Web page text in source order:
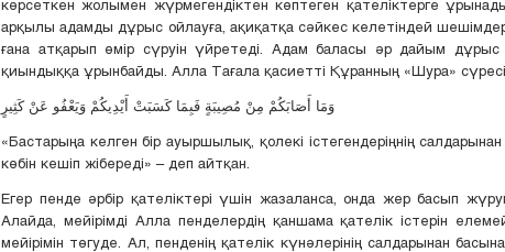
көрсеткен жолымен жүрмегендіктен көптеген қателіктерге
арқылы адамды дұрыс ойлауға, ақиқатқа сәйкес келетіндей
ғана атқарып өмір сүруін үйретеді. Адам баласы әр дайым
қиындыққа ұрынбайды. Алла Тағала қасиетті Құранның «Шура»
وَمَا أَصَابَكُمْ مِنْ مُصِيبَةٍ فَبِمَا كَسَبَتْ أَيْدِيكُمْ وَيَعْفُو عَنْ كَثِيرٍ
«Бастарыңа келген бір ауыршылық, қолекі істегендеріңнің
көбін кешіп жібереді» – деп айтқан.
Егер пенде әрбір қателіктері үшін жазаланса, онда жер басып
Алайда, мейірімді Алла пенделердің қаншама қателік істерін
мейірімін төгуде. Ал, пенденің қателік күнәлерінің салдарынан